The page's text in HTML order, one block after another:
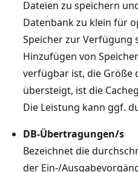
Dateien zu speichern
Datenbank zu klein für
Speicher zur Verfügung
Hinzufügen von
verfügbar ist, die Größe
übersteigt, ist die
Die Leistung kann ggf.
DB-Übertragungen/s
Bezeichnet die
der Ein-/